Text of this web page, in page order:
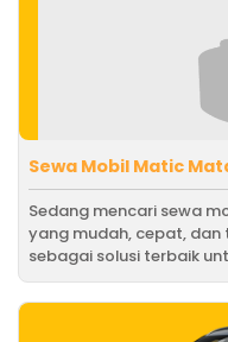
Sewa Mobil Matic
Sedang mencari sewa
yang mudah, cepat,
sebagai solusi terbaik